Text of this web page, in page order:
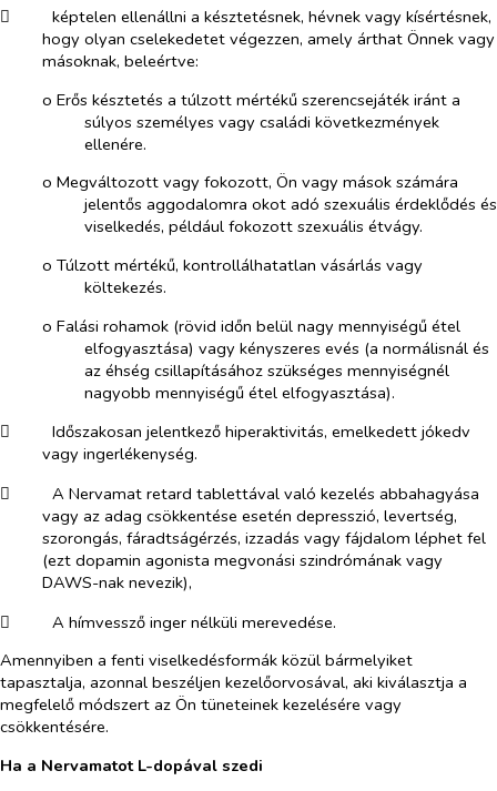
​
képtelen ellenállni a késztetésnek, hévnek vagy kísértésnek,
hogy olyan cselekedetet végezzen, amely árthat Önnek vagy
másoknak, beleértve:
o​ Erős késztetés a túlzott mértékű szerencsejáték iránt a
súlyos személyes vagy családi következmények
ellenére.
o​ Megváltozott vagy fokozott, Ön vagy mások számára
jelentős aggodalomra okot adó szexuális érdeklődés és
viselkedés, például fokozott szexuális étvágy.
o​ Túlzott mértékű, kontrollálhatatlan vásárlás vagy
költekezés.
o​ Falási rohamok (rövid időn belül nagy mennyiségű étel
elfogyasztása) vagy kényszeres evés (a normálisnál és
az éhség csillapításához szükséges mennyiségnél
nagyobb mennyiségű étel elfogyasztása).
​
Időszakosan jelentkező hiperaktivitás, emelkedett jókedv
vagy ingerlékenység.
​
A Nervamat retard tablettával való kezelés abbahagyása
vagy az adag csökkentése esetén depresszió, levertség,
szorongás, fáradtságérzés, izzadás vagy fájdalom léphet fel
(ezt dopamin agonista megvonási szindrómának vagy
DAWS-nak nevezik),
​
A hímvessző inger nélküli merevedése.
Amennyiben a fenti viselkedésformák közül bármelyiket
tapasztalja, azonnal beszéljen kezelőorvosával, aki kiválasztja a
megfelelő módszert az Ön tüneteinek kezelésére vagy
csökkentésére.
Ha a Nervamatot L-dopával szedi